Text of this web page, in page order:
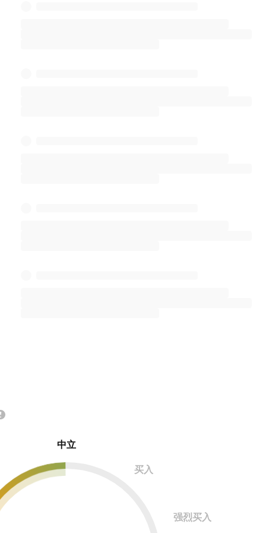
中立
买入
强烈买入